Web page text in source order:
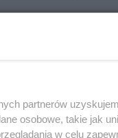
się w piątek
może
partnerów
osobowe, takie jak
w celu